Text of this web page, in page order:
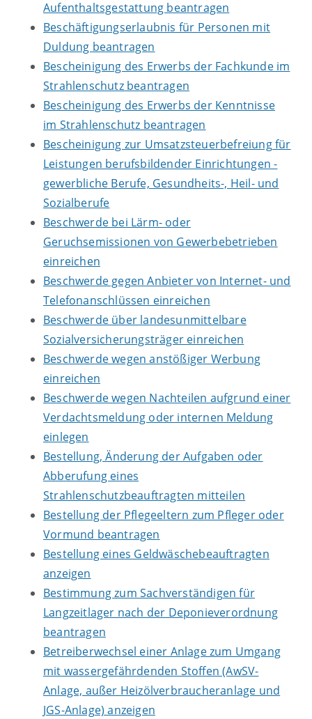
Aufenthaltsgestattung beantragen
Beschäftigungserlaubnis für Personen mit
Duldung beantragen
Bescheinigung des Erwerbs der Fachkunde im
Strahlenschutz beantragen
Bescheinigung des Erwerbs der Kenntnisse
im Strahlenschutz beantragen
Bescheinigung zur Umsatzsteuerbefreiung für
Leistungen berufsbildender Einrichtungen -
gewerbliche Berufe, Gesundheits-, Heil- und
Sozialberufe
Beschwerde bei Lärm- oder
Geruchsemissionen von Gewerbebetrieben
einreichen
Beschwerde gegen Anbieter von Internet- und
Telefonanschlüssen einreichen
Beschwerde über landesunmittelbare
Sozialversicherungsträger einreichen
Beschwerde wegen anstößiger Werbung
einreichen
Beschwerde wegen Nachteilen aufgrund einer
Verdachtsmeldung oder internen Meldung
einlegen
Bestellung, Änderung der Aufgaben oder
Abberufung eines
Strahlenschutzbeauftragten mitteilen
Bestellung der Pflegeeltern zum Pfleger oder
Vormund beantragen
Bestellung eines Geldwäschebeauftragten
anzeigen
Bestimmung zum Sachverständigen für
Langzeitlager nach der Deponieverordnung
beantragen
Betreiberwechsel einer Anlage zum Umgang
mit wassergefährdenden Stoffen (AwSV-
Anlage, außer Heizölverbraucheranlage und
JGS-Anlage) anzeigen